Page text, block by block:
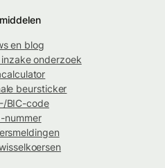
en blog
onderzoek
beursticker
BIC-code
nummer